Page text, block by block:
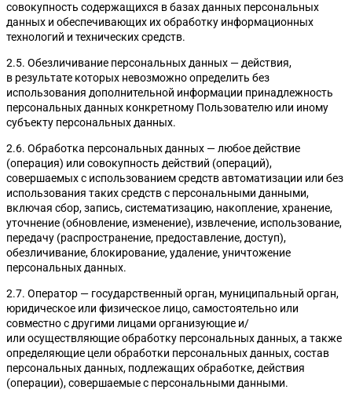
совокупность содержащихся в базах данных персональных
данных и обеспечивающих их обработку информационных
технологий и технических средств.
2.5. Обезличивание персональных данных — действия,
в результате которых невозможно определить без
использования дополнительной информации принадлежность
персональных данных конкретному Пользователю или иному
субъекту персональных данных.
2.6. Обработка персональных данных — любое действие
(операция) или совокупность действий (операций),
совершаемых с использованием средств автоматизации или без
использования таких средств с персональными данными,
включая сбор, запись, систематизацию, накопление, хранение,
уточнение (обновление, изменение), извлечение, использование,
передачу (распространение, предоставление, доступ),
обезличивание, блокирование, удаление, уничтожение
персональных данных.
2.7. Оператор — государственный орган, муниципальный орган,
юридическое или физическое лицо, самостоятельно или
совместно с другими лицами организующие и/
или осуществляющие обработку персональных данных, а также
определяющие цели обработки персональных данных, состав
персональных данных, подлежащих обработке, действия
(операции), совершаемые с персональными данными.